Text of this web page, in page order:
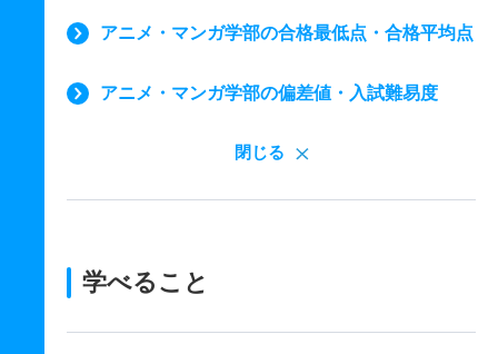
アニメ・マンガ学部の合格最低点・合格平均点
アニメ・マンガ学部の偏差値・入試難易度
閉じる
学べること